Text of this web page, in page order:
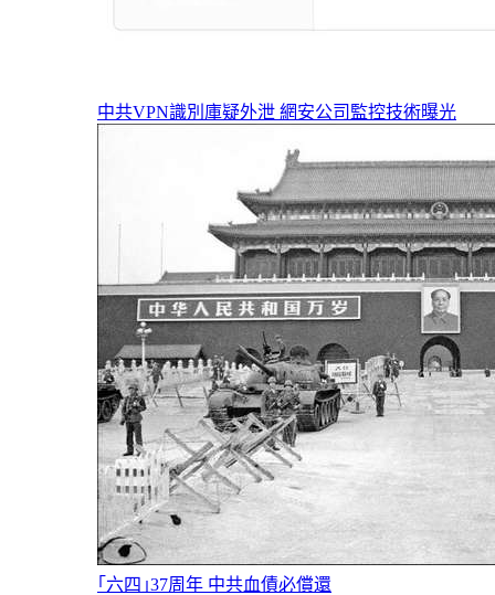
中共VPN識別庫疑外泄 網安公司監控技術曝光
｢六四｣37周年 中共血債必償還